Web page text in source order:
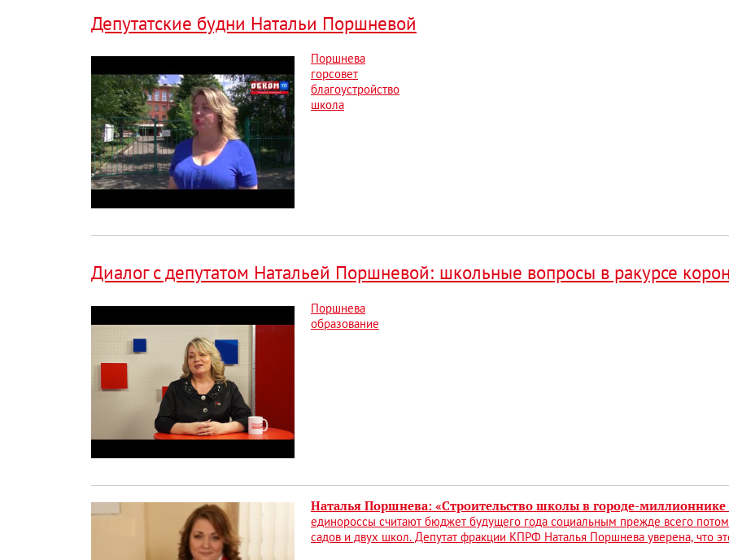
Депутатские будни Натальи Поршневой
Поршнева
горсовет
благоустройство
школа
Диалог с депутатом Натальей Поршневой: школьные вопросы в ракурсе
Поршнева
образование
Наталья Поршнева: «Строительство школы в городе-миллионнике
единороссы считают бюджет будущего года социальным прежде всего
садов и двух школ. Депутат фракции КПРФ Наталья Поршнева уверена, что